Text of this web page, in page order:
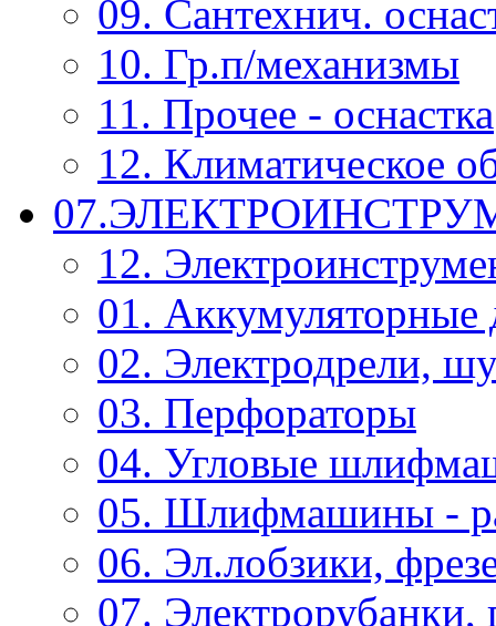
09. Сантехнич.
10. Гр.п/механизмы
11. Прочее - оснастка
12. Климатическое
12.
01. Аккумуляторные
02. Электродрели,
03. Перфораторы
04. Угловые
05. Шлифмашины -
06. Эл.лобзики,
07. Электрорубанки,